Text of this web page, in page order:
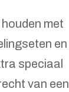
met
en
speciaal
van een